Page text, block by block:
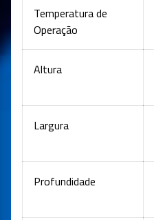
Temperatura de
Operação
Altura
Largura
Profundidade